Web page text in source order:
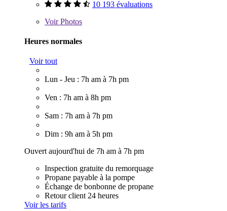
10 193 évaluations
VoirPhotos
Heures normales
Voir tout
Lun - Jeu : 7h am à 7h pm
Ven : 7h am à 8h pm
Sam : 7h am à 7h pm
Dim : 9h am à 5h pm
Ouvert aujourd'hui de 7h am à 7h pm
Inspection gratuite du remorquage
Propane payable à la pompe
Échange de bonbonne de propane
Retour client 24 heures
Voir les tarifs